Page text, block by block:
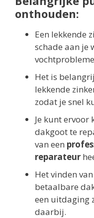
onthouden:
Een lekkende
schade aan je
Het is
lekkende
zodat je snel
Je kunt ervoor
dakgoot te
van een
reparateur
Het vinden
betaalbare
een uitdaging
daarbij.